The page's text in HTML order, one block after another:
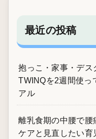
最近の投稿
抱っこ・家事・デス
TWINQを2週間使っ
アル
離乳食期の中腰で
ケアと見直したい育